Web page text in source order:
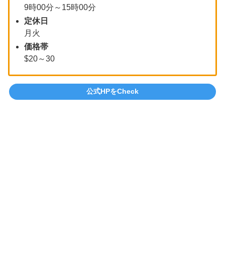
9時00分～15時00分
定休日
月火
価格帯
$20～30
公式HPをCheck